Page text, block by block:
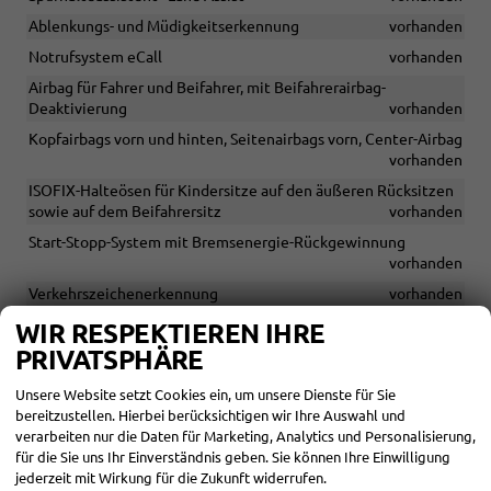
Ablenkungs- und Müdigkeitserkennung
vorhanden
Notrufsystem eCall
vorhanden
Airbag für Fahrer und Beifahrer, mit Beifahrerairbag-
Deaktivierung
vorhanden
Kopfairbags vorn und hinten, Seitenairbags vorn, Center-Airbag
vorhanden
ISOFIX-Halteösen für Kindersitze auf den äußeren Rücksitzen
sowie auf dem Beifahrersitz
vorhanden
Start-Stopp-System mit Bremsenergie-Rückgewinnung
vorhanden
Verkehrszeichenerkennung
vorhanden
Parksensoren vorne und hinten mit optischer und
akustischer Warnung
vorhanden
Keyless Go - Startknopf am Schalthebel
vorhanden
Automatischer Abstandstempomat "ACC"
vorhanden
WIR RESPEKTIEREN IHRE
PRIVATSPHÄRE
Unsere Website setzt Cookies ein, um unsere Dienste für Sie
bereitzustellen. Hierbei berücksichtigen wir Ihre Auswahl und
verarbeiten nur die Daten für Marketing, Analytics und Personalisierung,
für die Sie uns Ihr Einverständnis geben. Sie können Ihre Einwilligung
jederzeit mit Wirkung für die Zukunft widerrufen.